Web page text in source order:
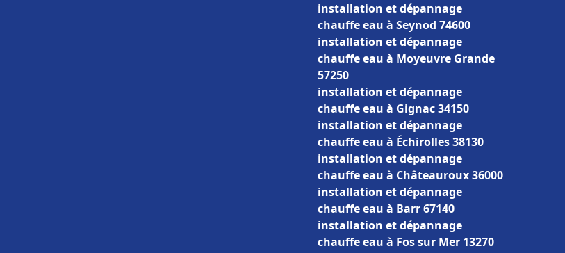
installation et dépannage
chauffe eau à Seynod 74600
installation et dépannage
chauffe eau à Moyeuvre Grande
57250
installation et dépannage
chauffe eau à Gignac 34150
installation et dépannage
chauffe eau à Échirolles 38130
installation et dépannage
chauffe eau à Châteauroux 36000
installation et dépannage
chauffe eau à Barr 67140
installation et dépannage
chauffe eau à Fos sur Mer 13270